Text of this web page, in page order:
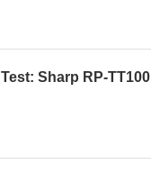
Test: Sharp RP-TT100